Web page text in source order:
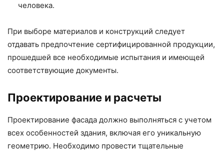
человека.
При выборе материалов и конструкций следует
отдавать предпочтение сертифицированной продукции,
прошедшей все необходимые испытания и имеющей
соответствующие документы.
Проектирование и расчеты
Проектирование фасада должно выполняться с учетом
всех особенностей здания, включая его уникальную
геометрию. Необходимо провести тщательные